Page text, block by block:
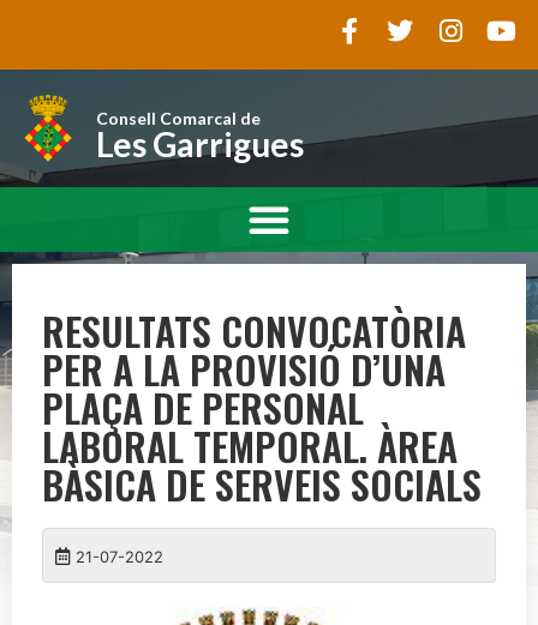
Consell Comarcal de
Les Garrigues
RESULTATS CONVOCATÒRIA
PER A LA PROVISIÓ D’UNA
PLAÇA DE PERSONAL
LABORAL TEMPORAL. ÀREA
BÀSICA DE SERVEIS SOCIALS
21-07-2022